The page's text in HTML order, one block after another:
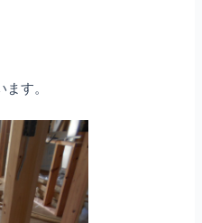
す。